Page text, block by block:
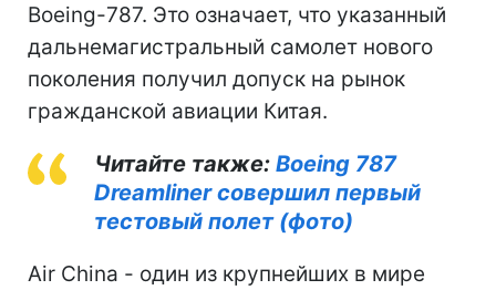
Boeing-787. Это означает, что указанный
дальнемагистральный самолет нового
поколения получил допуск на рынок
гражданской авиации Китая.
Читайте также: Boeing 787
Dreamliner совершил первый
тестовый полет (фото)
Air China - один из крупнейших в мире